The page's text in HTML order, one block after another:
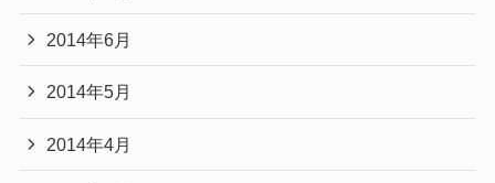
2014年6月
2014年5月
2014年4月